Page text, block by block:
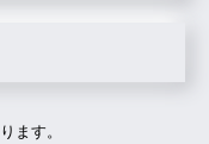
ます。